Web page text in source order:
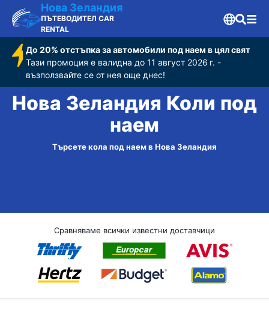
Нова Зеландия
ПЪТЕВОДИТЕЛ CAR
RENTAL
До 20% отстъпка за автомобили под наем в цял свят
Тази промоция е валидна до 11 август 2026 г. -
възползвайте се от нея още днес!
Нова Зеландия Коли под
наем
Търсете кола под наем в Нова Зеландия
Сравняваме всички известни доставчици